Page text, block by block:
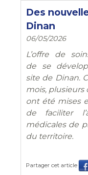
Des
Dinan
06/05/2026
L’offre de
de se
site de Dinan.
mois, plusieurs
ont été mises
de faciliter
médicales de
du territoire.
Partager cet article